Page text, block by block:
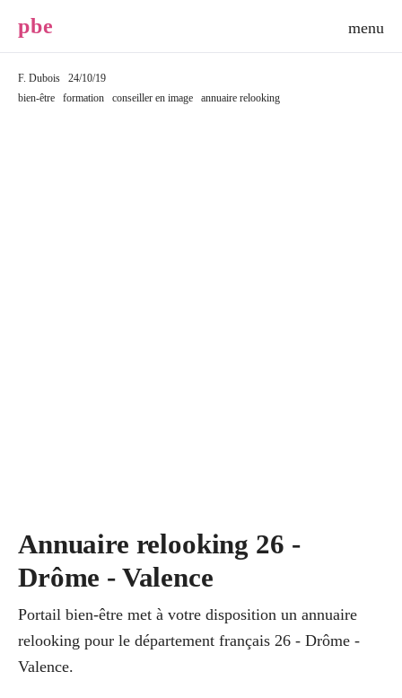
pbe
F. Dubois
24/10/19
bien-être
formation conseiller en image annuaire relooking
Annuaire relooking 26 -
Drôme - Valence
Portail bien-être met à votre disposition un annuaire
relooking pour le département français 26 - Drôme -
Valence.